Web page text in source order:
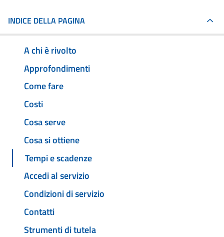
INDICE DELLA PAGINA
A chi è rivolto
Approfondimenti
Come fare
Costi
Cosa serve
Cosa si ottiene
Tempi e scadenze
Accedi al servizio
Condizioni di servizio
Contatti
Strumenti di tutela